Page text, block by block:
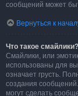
сообщений может
Вернуться к
Что такое смайлики?
Смайлики, или
использованы для
означает грусть.
создания сообщений.
могут сделать